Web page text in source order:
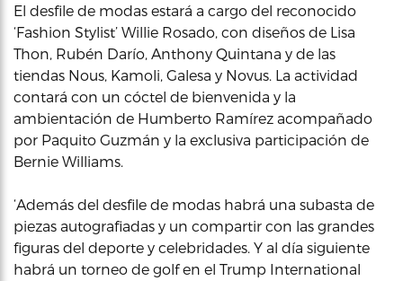
El desfile de modas estará a cargo del reconocido
‘Fashion Stylist’ Willie Rosado, con diseños de Lisa
Thon, Rubén Darío, Anthony Quintana y de las
tiendas Nous, Kamoli, Galesa y Novus. La actividad
contará con un cóctel de bienvenida y la
ambientación de Humberto Ramírez acompañado
por Paquito Guzmán y la exclusiva participación de
Bernie Williams.
‘Además del desfile de modas habrá una subasta de
piezas autografiadas y un compartir con las grandes
figuras del deporte y celebridades. Y al día siguiente
habrá un torneo de golf en el Trump International